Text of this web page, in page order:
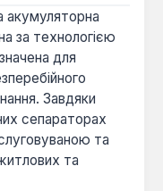
акумуляторна
за технологією
для
Завдяки
сепараторах
та
та